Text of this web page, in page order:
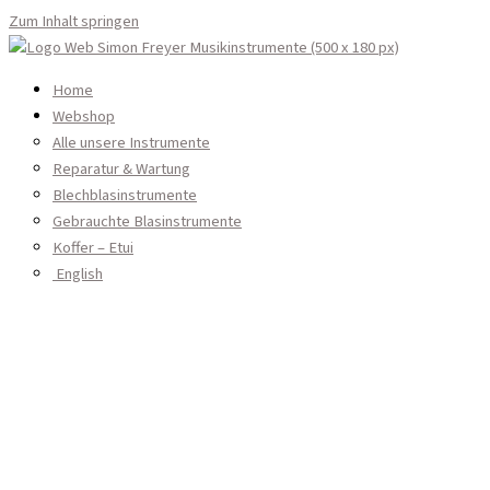
Zum Inhalt springen
Home
Webshop
Alle unsere Instrumente
Holzblasinstrumente
Blechblasinstrumente
Gebrauchte Blasinstrumente
Koffer – Etui
Pflege und Reinigungsmittel
Leistungen
Reparatur & Wartung
Über Uns
Login
Kontakt
German
English